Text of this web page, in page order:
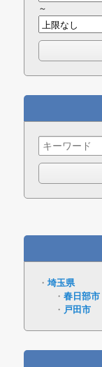
～
Search
for:
埼玉県
春日部市
戸田市